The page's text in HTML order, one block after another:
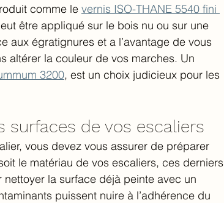
comme le vernis ISO-THANE 5540 fini
être appliqué sur le bois nu ou sur une
aux égratignures et a l’avantage de vous
altérer la couleur de vos marches. Un
3200, est un choix judicieux pour les
surfaces de vos escaliers
vous devez vous assurer de préparer
le matériau de vos escaliers, ces derniers
la surface déjà peinte avec un
puissent nuire à l’adhérence du